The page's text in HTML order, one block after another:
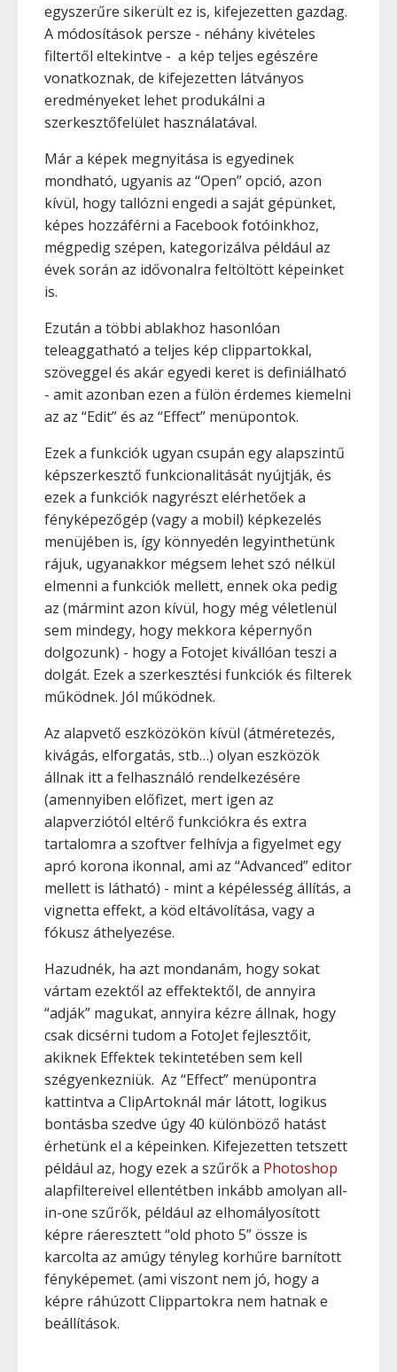
egyszerűre sikerült ez is, kifejezetten gazdag.
A módosítások persze - néhány kivételes
filtertől eltekintve - a kép teljes egészére
vonatkoznak, de kifejezetten látványos
eredményeket lehet produkálni a
szerkesztőfelület használatával.
Már a képek megnyitása is egyedinek
mondható, ugyanis az “Open” opció, azon
kívül, hogy tallózni engedi a saját gépünket,
képes hozzáférni a Facebook fotóinkhoz,
mégpedig szépen, kategorizálva például az
évek során az idővonalra feltöltött képeinket
is.
Ezután a többi ablakhoz hasonlóan
teleaggatható a teljes kép clippartokkal,
szöveggel és akár egyedi keret is definiálható
- amit azonban ezen a fülön érdemes kiemelni
az az “Edit” és az “Effect” menüpontok.
Ezek a funkciók ugyan csupán egy alapszintű
képszerkesztő funkcionalitását nyújtják, és
ezek a funkciók nagyrészt elérhetőek a
fényképezőgép (vagy a mobil) képkezelés
menüjében is, így könnyedén legyinthetünk
rájuk, ugyanakkor mégsem lehet szó nélkül
elmenni a funkciók mellett, ennek oka pedig
az (mármint azon kívül, hogy még véletlenül
sem mindegy, hogy mekkora képernyőn
dolgozunk) - hogy a Fotojet kivállóan teszi a
dolgát. Ezek a szerkesztési funkciók és filterek
működnek. Jól működnek.
Az alapvető eszközökön kívül (átméretezés,
kivágás, elforgatás, stb…) olyan eszközök
állnak itt a felhasználó rendelkezésére
(amennyiben előfizet, mert igen az
alapverziótól eltérő funkciókra és extra
tartalomra a szoftver felhívja a figyelmet egy
apró korona ikonnal, ami az “Advanced” editor
mellett is látható) - mint a képélesség állítás, a
vignetta effekt, a köd eltávolítása, vagy a
fókusz áthelyezése.
Hazudnék, ha azt mondanám, hogy sokat
vártam ezektől az effektektől, de annyira
“adják” magukat, annyira kézre állnak, hogy
csak dicsérni tudom a FotoJet fejlesztőit,
akiknek Effektek tekintetében sem kell
szégyenkezniük. Az “Effect” menüpontra
kattintva a ClipArtoknál már látott, logikus
bontásba szedve úgy 40 különböző hatást
érhetünk el a képeinken. Kifejezetten tetszett
például az, hogy ezek a szűrők a Photoshop
alapfiltereivel ellentétben inkább amolyan all-
in-one szűrők, például az elhomályosított
képre ráeresztett “old photo 5” össze is
karcolta az amúgy tényleg korhűre barnított
fényképemet. (ami viszont nem jó, hogy a
képre ráhúzott Clippartokra nem hatnak e
beállítások.